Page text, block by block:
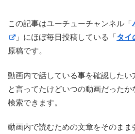
この記事はユーチューチャンネル「
」にほぼ毎日投稿している「 タイ
原稿です。
動画内で話している事を確認したい
と言ってたけどいつの動画だった
検索できます。
動画内で読むための文章をそのまま